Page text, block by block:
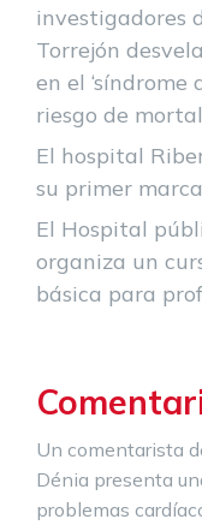
investigadores
Torrejón
en el ‘síndrome
riesgo de
El hospital
su primer
El Hospital
organiza un
básica para
Un comentarista
Dénia presenta
problemas